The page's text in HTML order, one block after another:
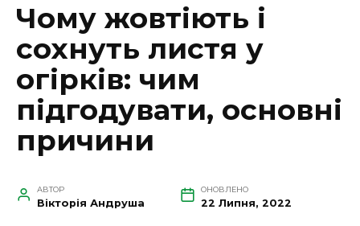
Чому жовтіють і
сохнуть листя у
огірків: чим
підгодувати, основні
причини
АВТОР
Вікторія Андруша
ОНОВЛЕНО
22 Липня, 2022